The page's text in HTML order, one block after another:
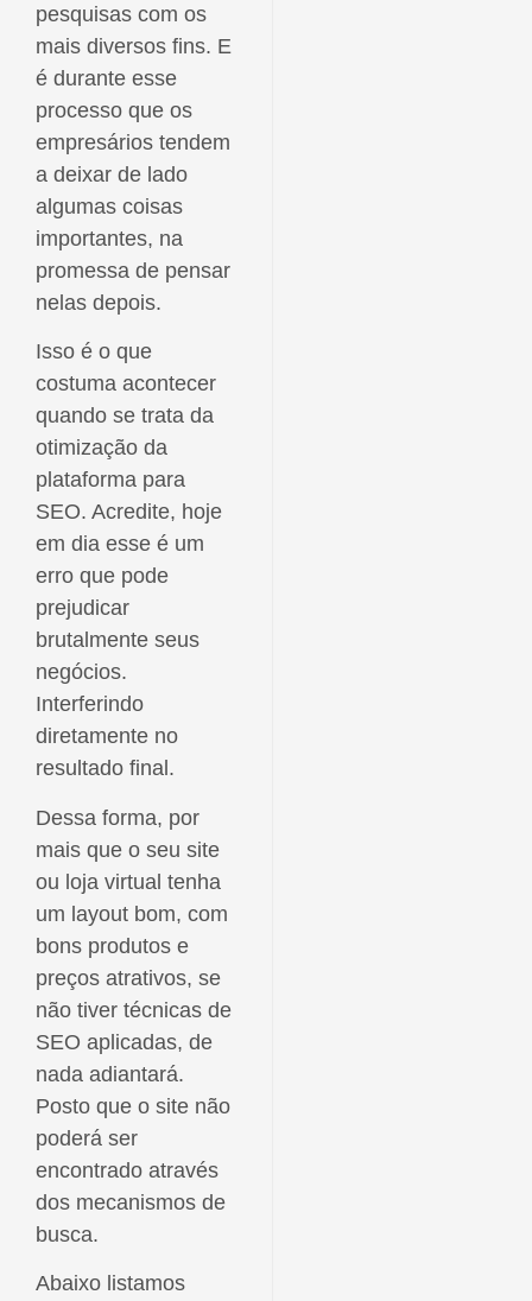
pesquisas com os
mais diversos fins. E
é durante esse
processo que os
empresários tendem
a deixar de lado
algumas coisas
importantes, na
promessa de pensar
nelas depois.
Isso é o que
costuma acontecer
quando se trata da
otimização da
plataforma para
SEO. Acredite, hoje
em dia esse é um
erro que pode
prejudicar
brutalmente seus
negócios.
Interferindo
diretamente no
resultado final.
Dessa forma, por
mais que o seu site
ou loja virtual tenha
um layout bom, com
bons produtos e
preços atrativos, se
não tiver técnicas de
SEO aplicadas, de
nada adiantará.
Posto que o site não
poderá ser
encontrado através
dos mecanismos de
busca.
Abaixo listamos